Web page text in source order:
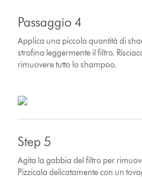
Passaggio 4
Applica una piccola quantità di
strofina leggermente il filtro.
rimuovere tutto lo shampoo.
Step 5
Agita la gabbia del filtro per
Pizzicala delicatamente con un